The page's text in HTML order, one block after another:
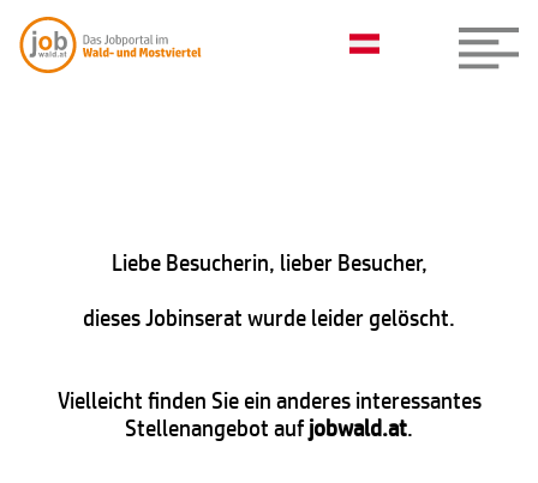
Liebe Besucherin, lieber Besucher,
dieses Jobinserat wurde leider gelöscht.
Vielleicht finden Sie ein anderes interessantes
Stellenangebot aufjobwald.at.